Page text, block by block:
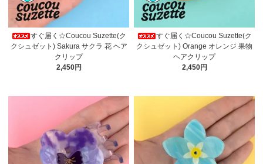
すぐ届く☆Coucou Suzette(ク
クシュゼット) Sakura サクラ 花 ヘア
クリップ
2,450円
すぐ届く☆Coucou Suzette(ク
クシュゼット) Orange オレンジ 果物
ヘアクリップ
2,450円